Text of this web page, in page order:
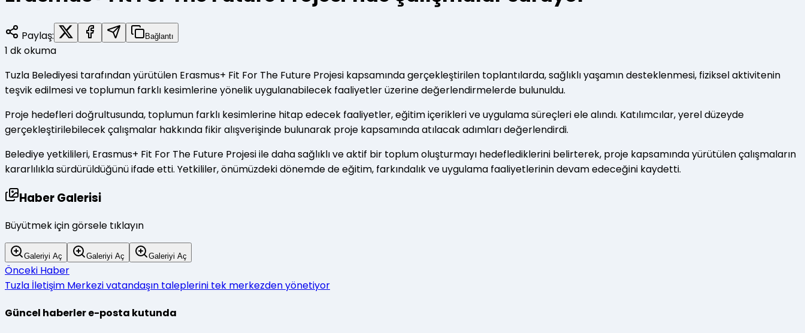
Paylaş: Bağlantı
1 dk okuma
Tuzla Belediyesi tarafından yürütülen Erasmus+ Fit For The Future Projesi kapsamında gerçekleştirilen toplantılarda, sağlıklı yaşamın desteklenmesi, fiziksel aktivitenin
teşvik edilmesi ve toplumun farklı kesimlerine yönelik uygulanabilecek faaliyetler üzerine değerlendirmelerde bulunuldu.
Proje hedefleri doğrultusunda, toplumun farklı kesimlerine hitap edecek faaliyetler, eğitim içerikleri ve uygulama süreçleri ele alındı. Katılımcılar, yerel düzeyde
gerçekleştirilebilecek çalışmalar hakkında fikir alışverişinde bulunarak proje kapsamında atılacak adımları değerlendirdi.
Belediye yetkilileri, Erasmus+ Fit For The Future Projesi ile daha sağlıklı ve aktif bir toplum oluşturmayı hedeflediklerini belirterek, proje kapsamında yürütülen çalışmaların
kararlılıkla sürdürüldüğünü ifade etti. Yetkililer, önümüzdeki dönemde de eğitim, farkındalık ve uygulama faaliyetlerinin devam edeceğini kaydetti.
Haber Galerisi
Büyütmek için görsele tıklayın
Galeriyi Aç Galeriyi Aç Galeriyi Aç
Önceki Haber
Tuzla İletişim Merkezi vatandaşın taleplerini tek merkezden yönetiyor
Güncel haberler e-posta kutunda